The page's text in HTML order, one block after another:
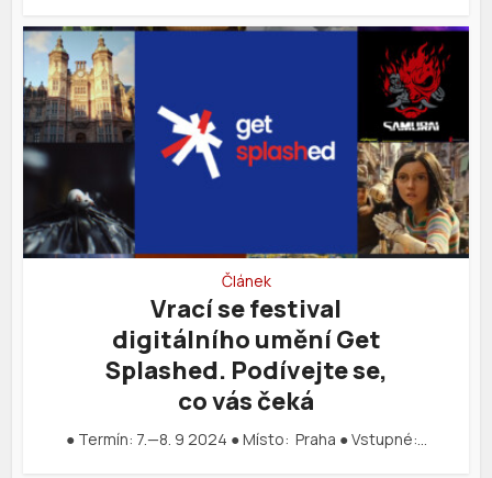
Článek
Vrací se festival
digitálního umění Get
Splashed. Podívejte se,
co vás čeká
● Termín: 7.—8. 9 2024 ● Místo: Praha ● Vstupné:…